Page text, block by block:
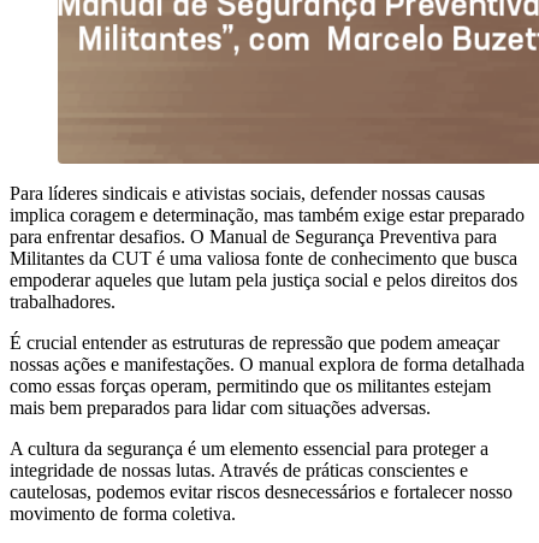
Para líderes sindicais e ativistas sociais, defender nossas causas
implica coragem e determinação, mas também exige estar preparado
para enfrentar desafios. O Manual de Segurança Preventiva para
Militantes da CUT é uma valiosa fonte de conhecimento que busca
empoderar aqueles que lutam pela justiça social e pelos direitos dos
trabalhadores.
É crucial entender as estruturas de repressão que podem ameaçar
nossas ações e manifestações. O manual explora de forma detalhada
como essas forças operam, permitindo que os militantes estejam
mais bem preparados para lidar com situações adversas.
A cultura da segurança é um elemento essencial para proteger a
integridade de nossas lutas. Através de práticas conscientes e
cautelosas, podemos evitar riscos desnecessários e fortalecer nosso
movimento de forma coletiva.